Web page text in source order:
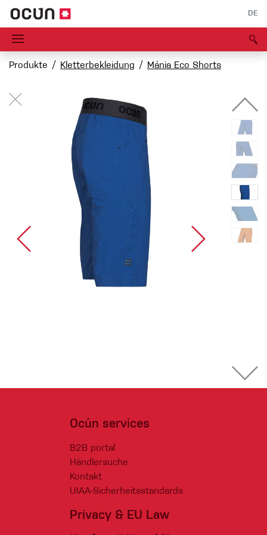
DE
Produkte Kletterbekleidung Mánia Eco Shorts
Ocún services
B2B portal
Händlersuche
Kontakt
UIAA-Sicherheitsstandards
Privacy & EU Law